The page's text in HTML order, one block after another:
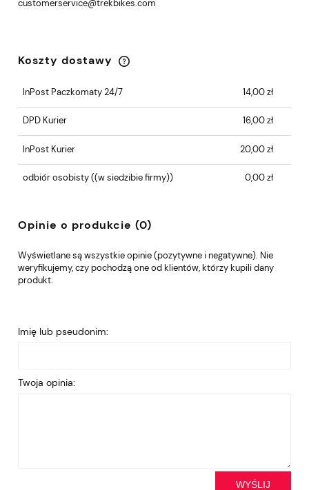
customerservice@trekbikes.com
Koszty dostawy
Cena nie zawiera ewentualnych kosztów
InPost Paczkomaty 24/7
14,00 zł
DPD Kurier 16,00 zł
InPost Kurier 20,00 zł
odbiór osobisty((w siedzibie firmy)) 0,00 zł
Opinie o produkcie (0)
Wyświetlane są wszystkie opinie (pozytywne i negatywne). Nie
weryfikujemy, czy pochodzą one od klientów, którzy kupili dany
produkt.
Imię lub pseudonim:
Twoja opinia:
WYŚLIJ